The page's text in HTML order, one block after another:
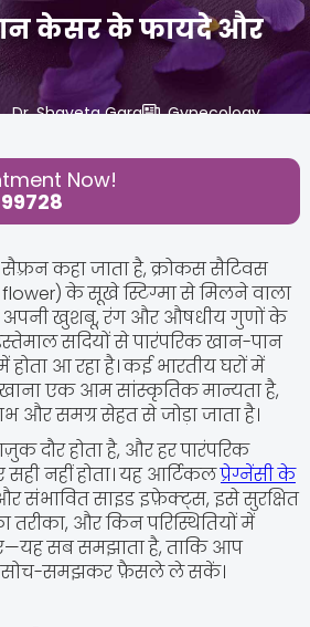
केसर के फायदे और
Dr. Shaveta Garg Gynecology,
Now!
कहा जाता है, क्रोकस सैटिवस
के सूखे स्टिग्मा से मिलने वाला
अपनी खुशबू, रंग और औषधीय गुणों के
सदियों से पारंपरिक खान-पान
आ रहा है। कई भारतीय घरों में
खाना एक आम सांस्कृतिक मान्यता है,
और समग्र सेहत से जोड़ा जाता है।
दौर होता है, और हर पारंपरिक
नहीं होता। यह आर्टिकलप्रेग्नेंसी के
संभावित साइड इफ़ेक्ट्स, इसे सुरक्षित
और किन परिस्थितियों में
सब समझाता है, ताकि आप
सोच-समझकर फ़ैसले ले सकें।